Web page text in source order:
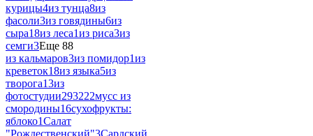
курицы4из тунца8из
фасоли3из говядины6из
сыра18из леса1из риса3из
семги3Еще 88
из кальмаров3из помидор1из
креветок18из языка5из
творога13из
фотостудии293222мусс из
смородины16сухофрукты:
яблоко1Салат
"Рождественский"3Сардский